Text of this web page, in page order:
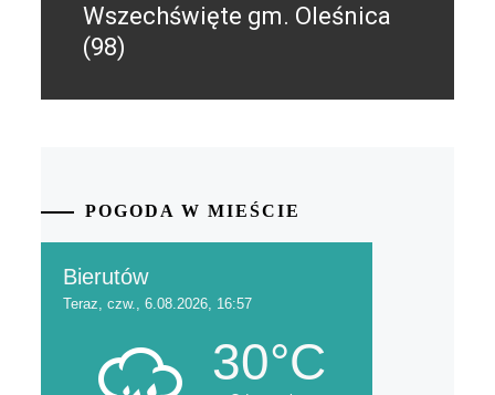
Wszechświęte gm. Oleśnica
(98)
POGODA W MIEŚCIE